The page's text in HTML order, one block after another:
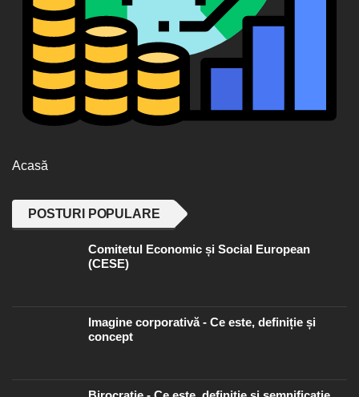
Acasă
POSTURI POPULARE
Comitetul Economic și Social European
(CESE)
Imagine corporativă - Ce este, definiție și
concept